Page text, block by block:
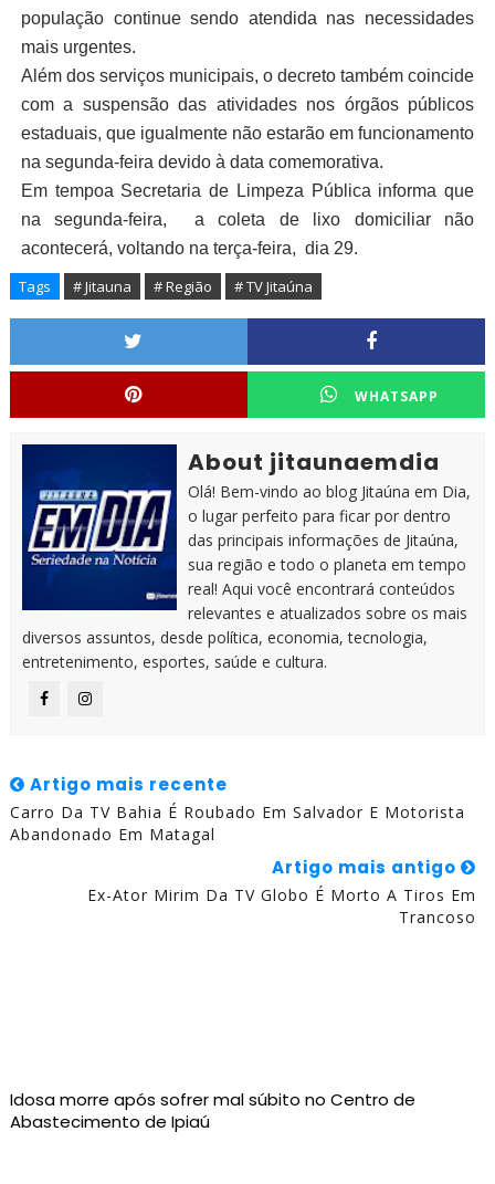
população continue sendo atendida nas necessidades
mais urgentes.
Além dos serviços municipais, o decreto também coincide
com a suspensão das atividades nos órgãos públicos
estaduais, que igualmente não estarão em funcionamento
na segunda-feira devido à data comemorativa.
Em tempoa Secretaria de Limpeza Pública informa que
na segunda-feira, a coleta de lixo domiciliar não
acontecerá, voltando na terça-feira, dia 29.
Tags # Jitauna # Região # TV Jitaúna
WHATSAPP
About jitaunaemdia
Olá! Bem-vindo ao blog Jitaúna em Dia,
o lugar perfeito para ficar por dentro
das principais informações de Jitaúna,
sua região e todo o planeta em tempo
real! Aqui você encontrará conteúdos
relevantes e atualizados sobre os mais
diversos assuntos, desde política, economia, tecnologia,
entretenimento, esportes, saúde e cultura.
Artigo mais recente
Carro Da TV Bahia É Roubado Em Salvador E Motorista
Abandonado Em Matagal
Artigo mais antigo
Ex-Ator Mirim Da TV Globo É Morto A Tiros Em
Trancoso
Idosa morre após sofrer mal súbito no Centro de
Abastecimento de Ipiaú